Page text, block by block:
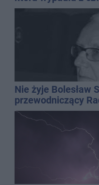
Nie żyje Bolesław
przewodniczący
dyrektor SP 14